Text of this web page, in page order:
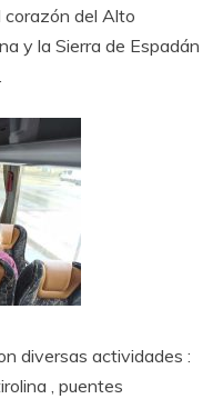
del Alto
y la Sierra de Espadán
diversas actividades :
, puentes